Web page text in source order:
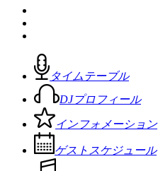
タイムテーブル
DJプロフィール
インフォメーション
ゲストスケジュール